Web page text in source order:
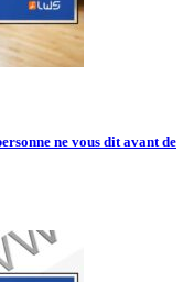
ne vous dit avant de